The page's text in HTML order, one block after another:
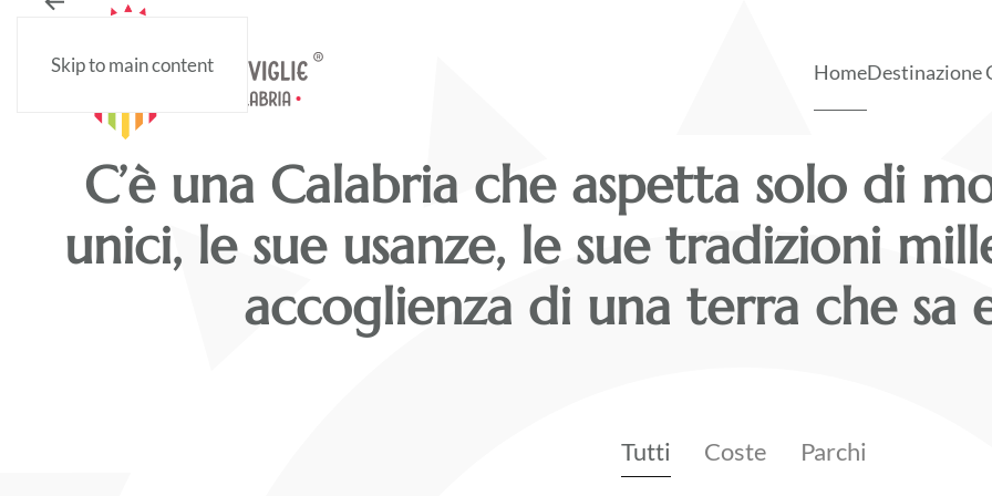
Skip to main content HomeDestinazione
Polifonia di luoghi e
DESTINAZIONE CALABRIA
C’è una Calabria che aspetta solo di
unici, le sue usanze, le sue tradizioni
accoglienza di una terra che sa
Tutti Coste Parchi